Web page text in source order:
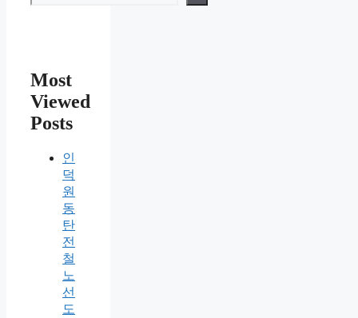
Most
Viewed
Posts
인
덕
원
동
탄
전
철
노
선
도